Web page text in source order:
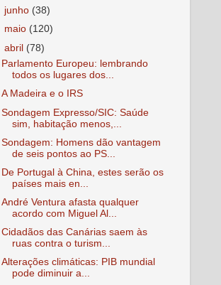
junho (38)
maio (120)
abril (78)
Parlamento Europeu: lembrando
todos os lugares dos...
A Madeira e o IRS
Sondagem Expresso/SIC: Saúde
sim, habitação menos,...
Sondagem: Homens dão vantagem
de seis pontos ao PS...
De Portugal à China, estes serão os
países mais en...
André Ventura afasta qualquer
acordo com Miguel Al...
Cidadãos das Canárias saem às
ruas contra o turism...
Alterações climáticas: PIB mundial
pode diminuir a...